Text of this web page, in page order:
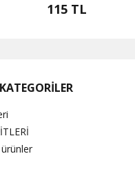
115 TL
ürünler